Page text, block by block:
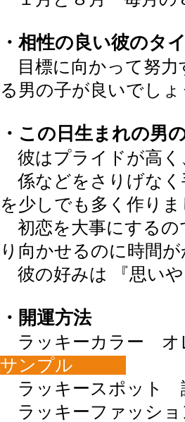
・相性の良い彼のタ
目標に向かって努力
る男の子が良いでしょ
・この日生まれの男
彼はプライドが高く
係などをさりげなく
を少しでも多く作り
初恋を大事にするの
り向かせるのに時間
彼の好みは 『思い
・開運方法
ラッキーカラー オ
サンプル
ラッキースポット
ラッキーファッシ